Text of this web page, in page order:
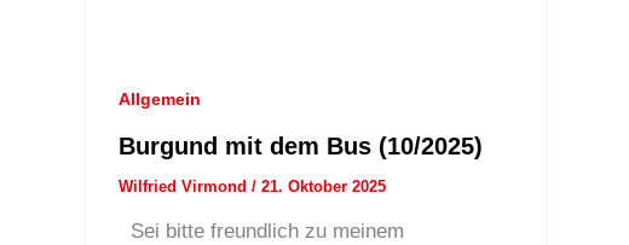
Allgemein
Burgund mit dem Bus (10/2025)
Wilfried Virmond / 21. Oktober 2025
Sei bitte freundlich zu meinem